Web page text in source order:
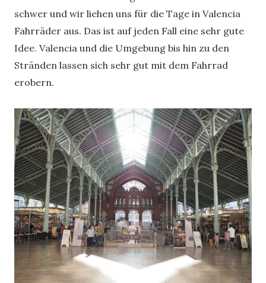
schwer und wir liehen uns für die Tage in Valencia
Fahrräder aus. Das ist auf jeden Fall eine sehr gute
Idee. Valencia und die Umgebung bis hin zu den
Stränden lassen sich sehr gut mit dem Fahrrad
erobern.